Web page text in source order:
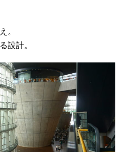
。
設計。